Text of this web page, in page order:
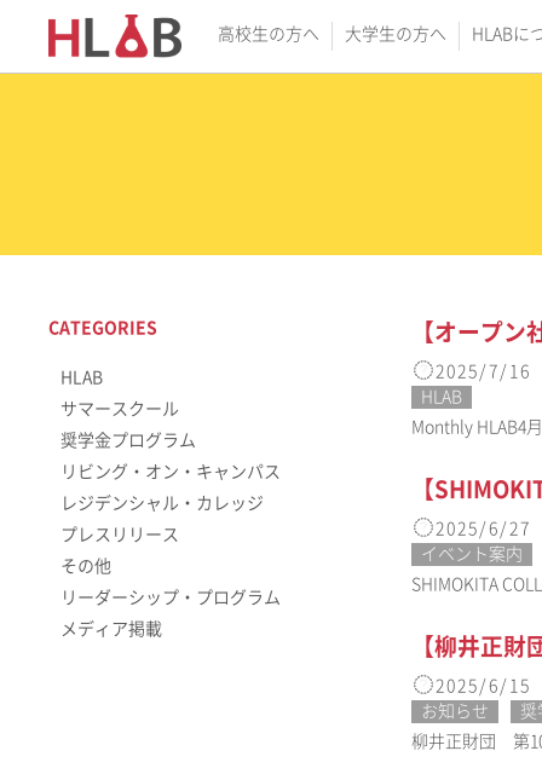
高校生の方へ 大学生の方へ HLABに
【オープ
2025/7/16
HLAB
Monthly HLAB4
【
2025/6/27
イベント案内
SHIMOKITA
【柳井正
2025/6/15
お知らせ
奨
柳井正財団 第
CATEGORIES
HLAB
サマースクール
奨学金プログラム
リビング・オン・キャンパス
レジデンシャル・カレッジ
プレスリリース
その他
リーダーシップ・プログラム
メディア掲載